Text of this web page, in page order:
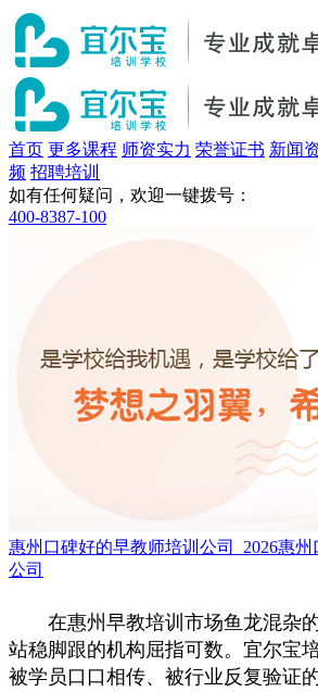
首页 更多课程 师资实力 荣誉证书 新闻
频 招聘培训
如有任何疑问，欢迎一键拨号：
400-8387-100
惠州口碑好的早教师培训公司_2026惠州
公司
在惠州早教培训市场鱼龙混杂
站稳脚跟的机构屈指可数。宜尔宝
被学员口口相传、被行业反复验证